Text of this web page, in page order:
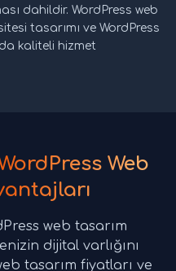
dahildir. WordPress web
tasarımı ve WordPress
kaliteli hizmet
Web
web tasarım
dijital varlığını
tasarım fiyatları ve